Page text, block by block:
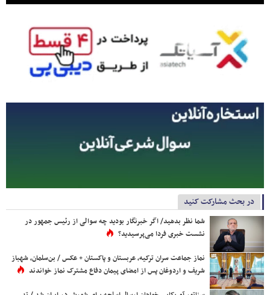
در بحث مشارکت کنید
شما نظر بدهید/ اگر خبرنگار بودید چه سوالی از رئیس جمهور در
نشست خبری فردا می‌پرسیدید؟
نماز جماعت سران ترکیه، عربستان و پاکستان + عکس / بن‌سلمان، شهباز
شریف و اردوغان پس از امضای پیمان دفاع مشترک نماز خواندند